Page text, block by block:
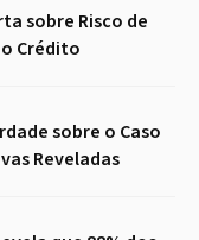
sobre Risco de
Crédito
sobre o Caso
Reveladas